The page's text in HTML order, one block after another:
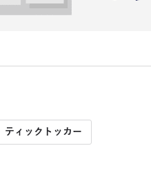
ティックトッカー